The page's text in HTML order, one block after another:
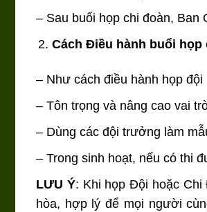
– Sau buổi họp chi đoàn, Ban
Cách Điều hành buổi họp
– Như cách điều hành họp đội
– Tôn trọng và nâng cao vai
– Dùng các đội trưởng làm
– Trong sinh hoạt, nếu có thi
LƯU Ý: Khi họp Đội hoặc Chi
hòa, hợp lý để mọi người